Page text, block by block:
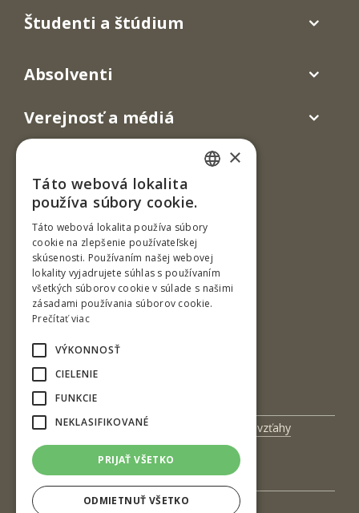
T. G. Masaryka 24
960 01 Zvolen
Študenti a štúdium
Absolventi
Verejnosť a médiá
Univerzitný magazín
Medzinárodné vzťahy
Veda a výskum
Zamestnanci
Kontakt
×
Táto webová lokalita
používa súbory cookie.
Táto webová lokalita používa súbory
cookie na zlepšenie používateľskej
skúsenosti. Používaním našej webovej
lokality vyjadrujete súhlas s používaním
všetkých súborov cookie v súlade s našimi
zásadami používania súborov cookie.
Prečítať viac
VÝKONNOSŤ
CIELENIE
FUNKCIE
NEKLASIFIKOVANÉ
PRIJAŤ VŠETKO
ODMIETNUŤ VŠETKO